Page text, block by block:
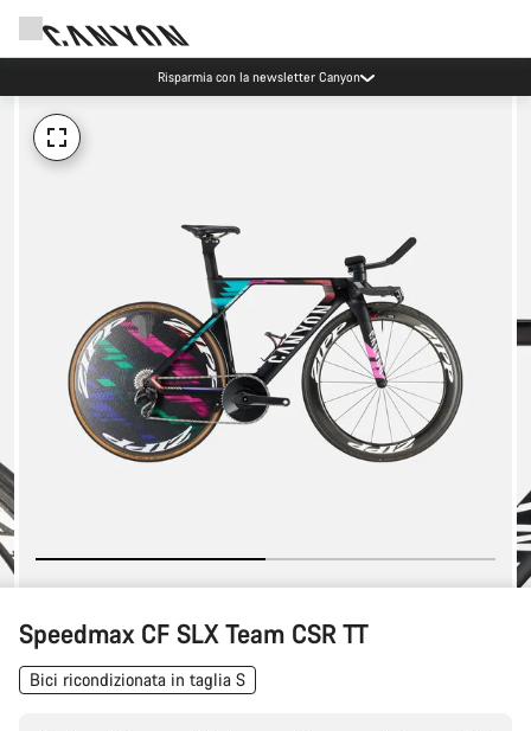
Risparmia con la newsletter Canyon
Speedmax CF SLX Team CSR TT
Bici ricondizionata in taglia S